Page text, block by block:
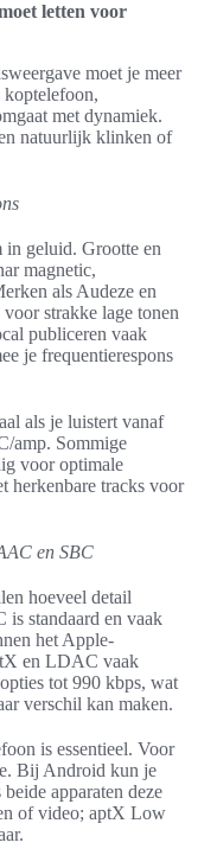
letten voor
moet je meer
met dynamiek.
natuurlijk klinken of
in geluid. Grootte en
magnetic,
als Audeze en
strakke lage tonen
publiceren vaak
je frequentierespons
als je luistert vanaf
amp. Sommige
voor optimale
herkenbare tracks voor
en SBC
hoeveel detail
is standaard en vaak
het Apple-
en LDAC vaak
tot 990 kbps, wat
verschil kan maken.
is essentieel. Voor
Bij Android kun je
apparaten deze
of video; aptX Low